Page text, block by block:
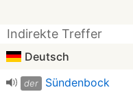
Indirekte Treffer
Deutsch
der Sündenbock